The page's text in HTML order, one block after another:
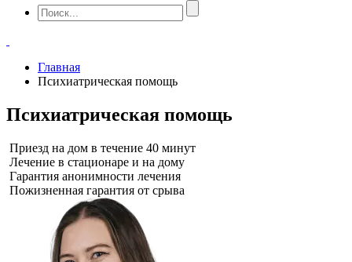
Главная
Психиатрическая помощь
Психиатрическая помощь
Приезд на дом в течение 40 минут
Лечение в стационаре и на дому
Гарантия анонимности лечения
Пожизненная гарантия от срыва